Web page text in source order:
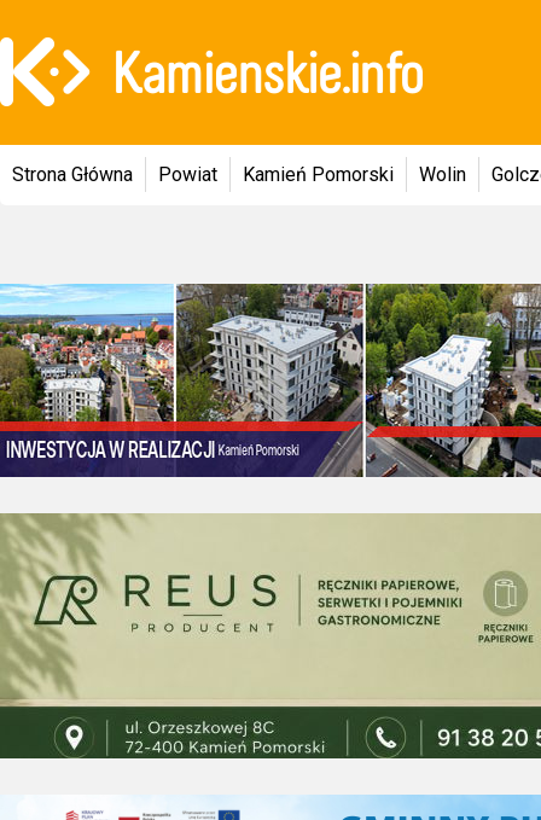
Strona Główna Powiat Kamień Pomorski Wolin